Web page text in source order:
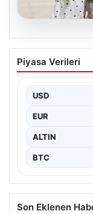
05.08.2026
Yıldırım
Anıtkabir
Zeynep
Piyasa Verileri
USD
EUR
ALTIN
BTC
Son Eklenen